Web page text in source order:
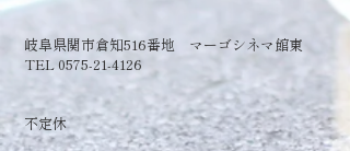
岐阜県関市倉知516番地 マーゴシネマ館東
TEL 0575-21-4126
​不定休